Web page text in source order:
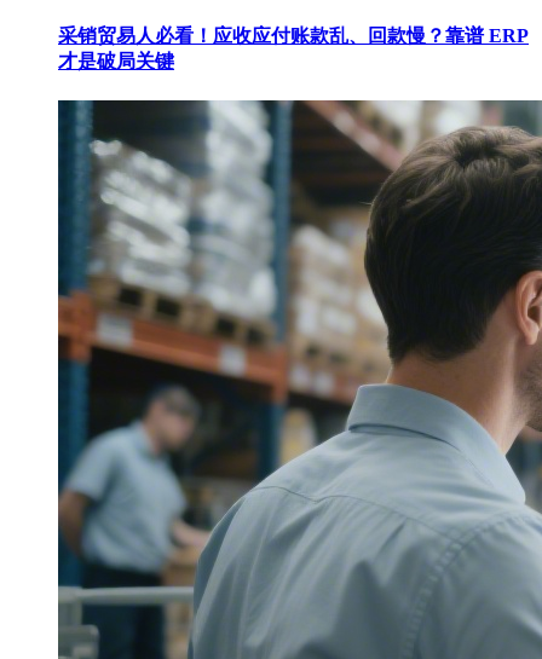
采销贸易人必看！应收应付账款乱、回款慢？靠谱 ERP
才是破局关键